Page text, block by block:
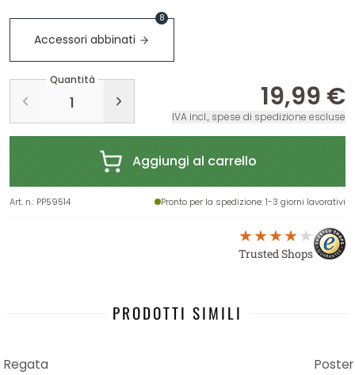
Accessori abbinati
8
Quantità
19,99 €
IVA incl., spese di spedizione escluse
Aggiungi al carrello
Art. n.: PP59514 Pronto per la spedizione: 1-3 giorni lavorativi
Trusted Shops
PRODOTTI SIMILI